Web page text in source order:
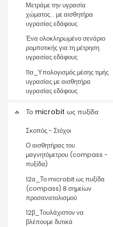
Μετράμε την υγρασία
χώματος... με αισθητήρα
υγρασίας εδάφους
Ένα ολοκληρωμένο σενάριο
ρομποτικής για τη μέτρηση
υγρασίας εδάφους
11α_Υπολογισμός μέσης τιμής
υγρασίας με αισθητήρα
υγρασίας εδάφους
Σύμπτυξη
Το microbit ως πυξίδα
Σκοπός - Στόχοι
Ο αισθητήρας του
μαγνητόμετρου (compass -
πυξίδα)
12α_Το microbit ως πυξίδα
(compass) 8 σημείων
προσανατολισμού
12β_Τουλάχιστον να
βλέπουμε δυτικά